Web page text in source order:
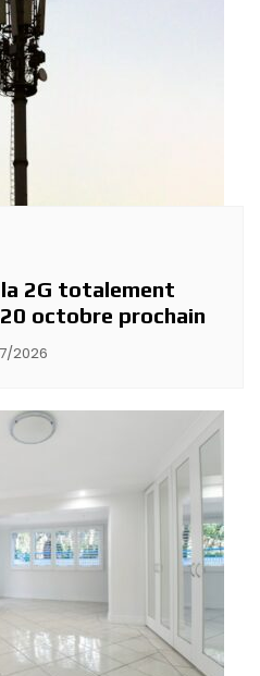
2G totalement
octobre prochain
2026